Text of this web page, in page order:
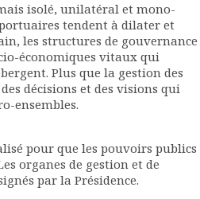
isolé, unilatéral et mono-
tendent à dilater et
les structures de gouvernance
économiques vitaux qui
Plus que la gestion des
décisions et des visions qui
ensembles.
pour que les pouvoirs publics
organes de gestion et de
par la Présidence.